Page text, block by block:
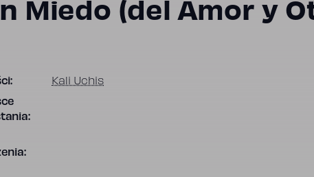
Miedo (del Amor y
Kali Uchis